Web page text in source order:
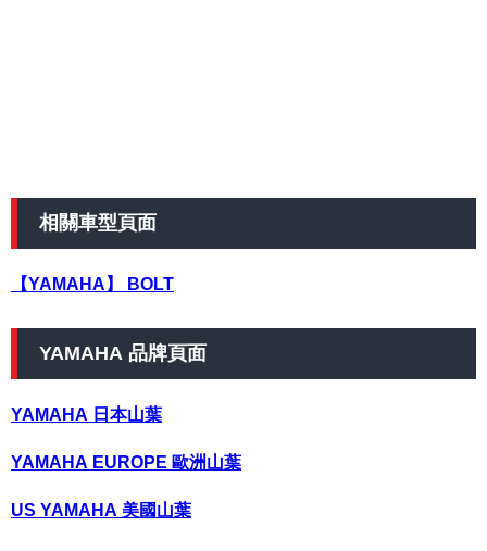
相關車型頁面
【YAMAHA】 BOLT
YAMAHA 品牌頁面
YAMAHA 日本山葉
YAMAHA EUROPE 歐洲山葉
US YAMAHA 美國山葉